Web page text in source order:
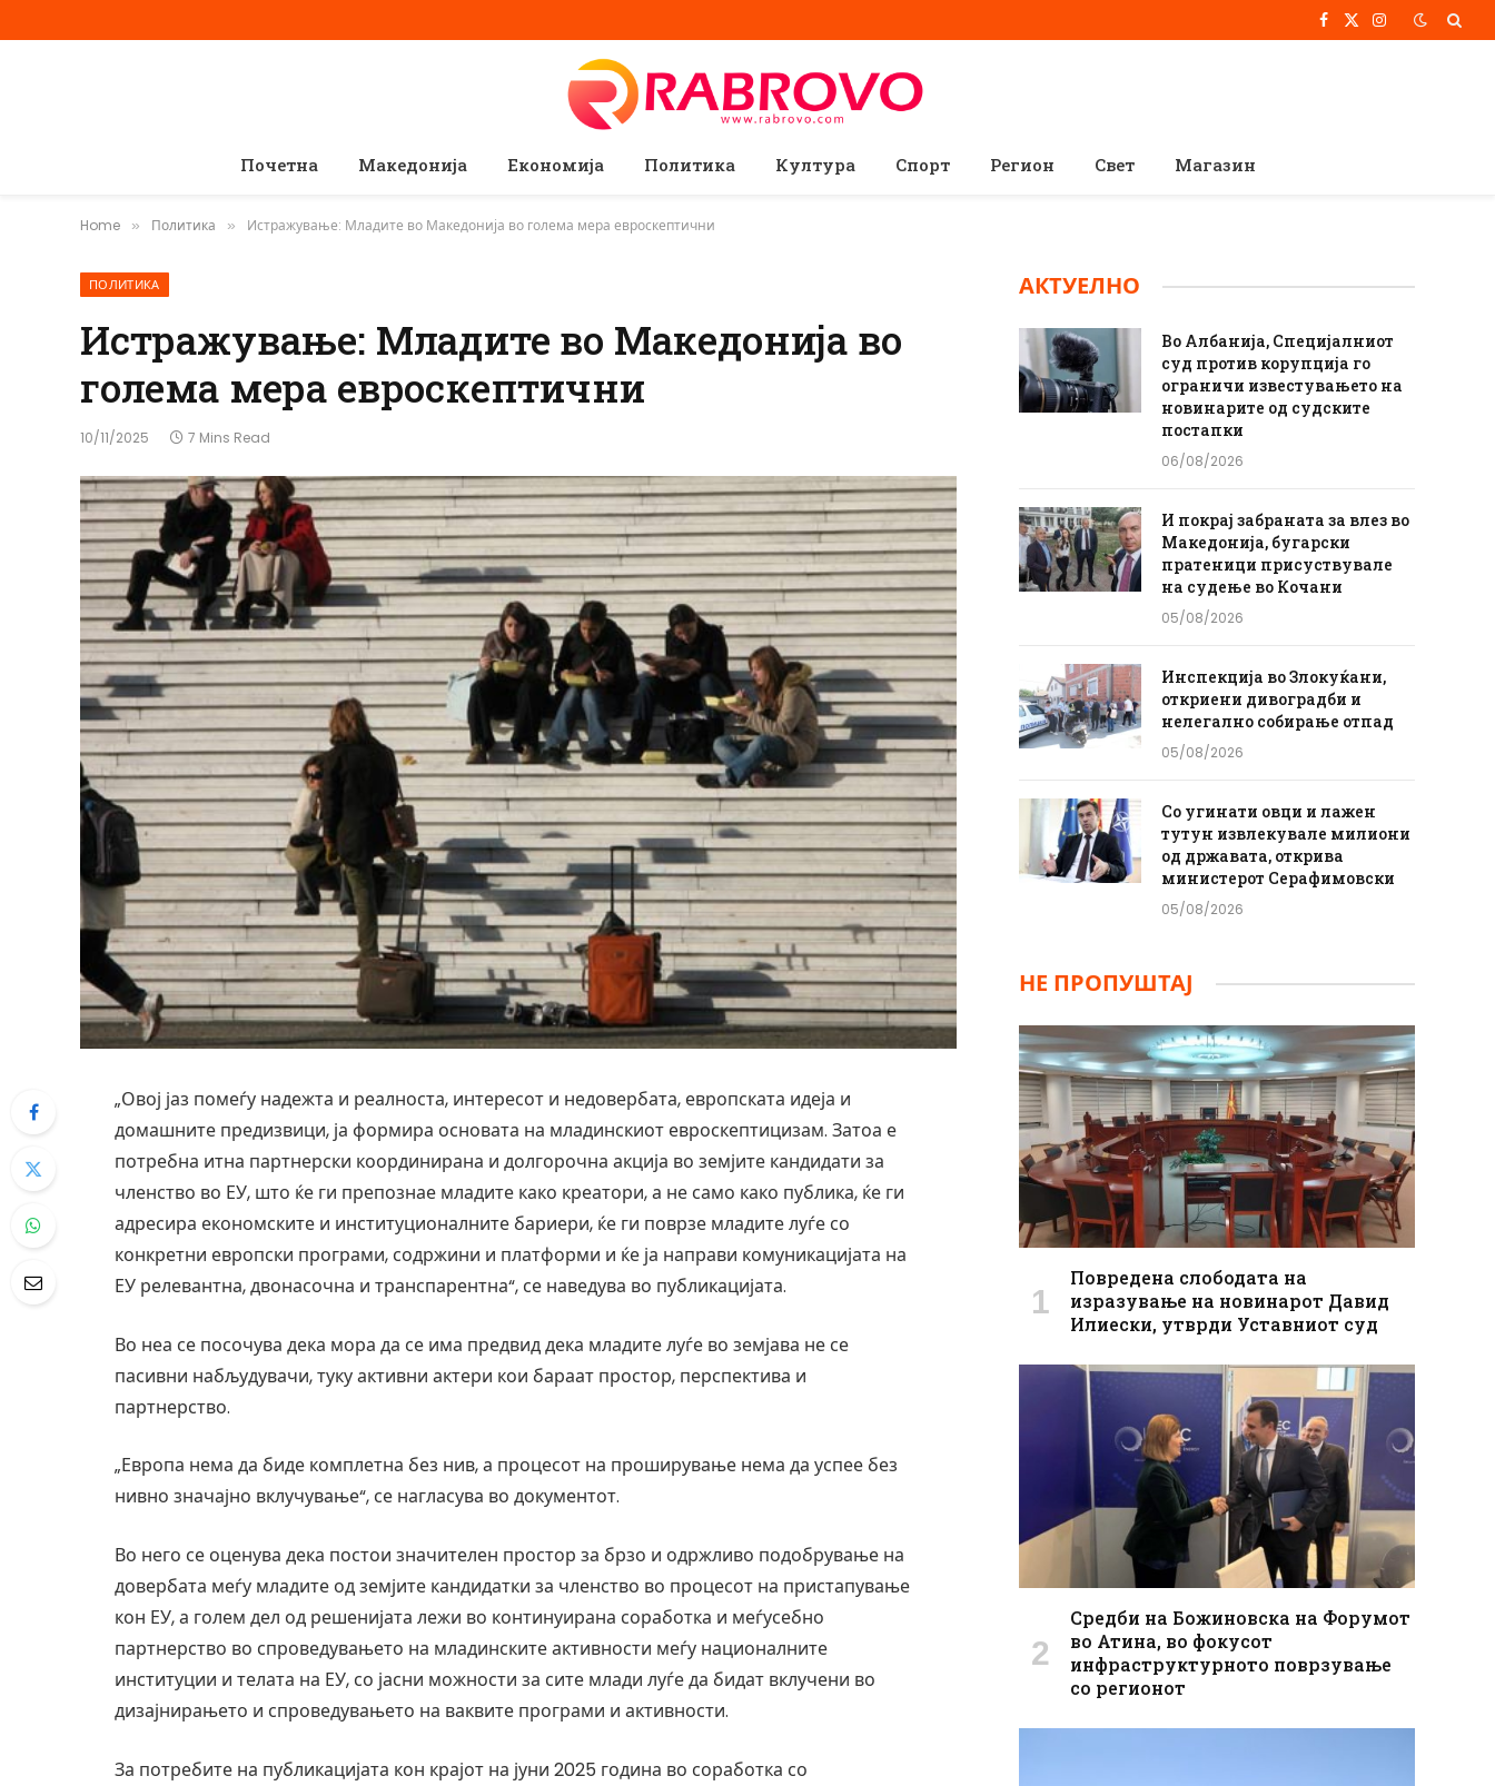
Facebook
X
Instagram
Почетна Македонија Економија Политика Култура Спорт Регион Свет Магазин
Home » Политика » Истражување: Младите во Македонија во голема мера евроскептични
ПОЛИТИКА
Истражување: Младите во Македонија во
голема мера евроскептични
10/11/2025 7 Mins Read
„Овој јаз помеѓу надежта и реалноста, интересот и недовербата, европската идеја и
домашните предизвици, ја формира основата на младинскиот евроскептицизам. Затоа е
потребна итна партнерски координирана и долгорочна акција во земјите кандидати за
членство во ЕУ, што ќе ги препознае младите како креатори, а не само како публика, ќе ги
адресира економските и институционалните бариери, ќе ги поврзе младите луѓе со
конкретни европски програми, содржини и платформи и ќе ја направи комуникацијата на
ЕУ релевантна, двонасочна и транспарентна“, се наведува во публикацијата.
Во неа се посочува дека мора да се има предвид дека младите луѓе во земјава не се
пасивни набљудувачи, туку активни актери кои бараат простор, перспектива и
партнерство.
„Европа нема да биде комплетна без нив, а процесот на проширување нема да успее без
нивно значајно вклучување“, се нагласува во документот.
Во него се оценува дека постои значителен простор за брзо и одржливо подобрување на
довербата меѓу младите од земјите кандидатки за членство во процесот на пристапување
кон ЕУ, а голем дел од решенијата лежи во континуирана соработка и меѓусебно
партнерство во спроведувањето на младинските активности меѓу националните
институции и телата на ЕУ, со јасни можности за сите млади луѓе да бидат вклучени во
дизајнирањето и спроведувањето на ваквите програми и активности.
За потребите на публикацијата кон крајот на јуни 2025 година во соработка со
АКТУЕЛНО
Во Албанија, Специјалниот
суд против корупција го
ограничи известувањето на
новинарите од судските
постапки
06/08/2026
И покрај забраната за влез во
Македонија, бугарски
пратеници присуствувале
на судење во Кочани
05/08/2026
Инспекција во Злокуќани,
откриени дивоградби и
нелегално собирање отпад
05/08/2026
Со угинати овци и лажен
тутун извлекувале милиони
од државата, открива
министерот Серафимовски
05/08/2026
НЕ ПРОПУШТАЈ
Повредена слободата на
изразување на новинарот Давид
Илиески, утврди Уставниот суд
Средби на Божиновска на Форумот
во Атина, во фокусот
инфраструктурното поврзување
со регионот